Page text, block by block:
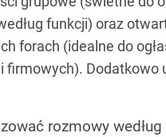
funkcji) oraz
forach (idealne do
firmowych). Dodatkowo
rozmowy